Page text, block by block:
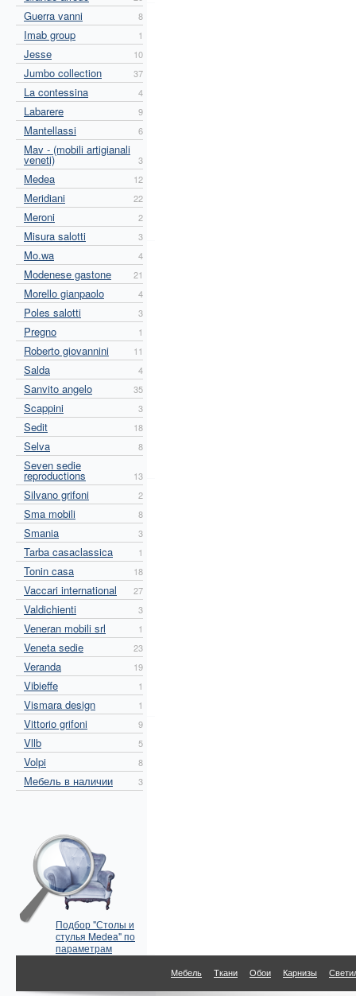
Guerra vanni 8
Imab group 1
Jesse 10
Jumbo collection 37
La contessina 4
Labarere 9
Mantellassi 6
Mav - (mobili artigianali
veneti) 3
Medea 12
Meridiani 22
Meroni 2
Misura salotti 3
Mo.wa 4
Modenese gastone 21
Morello gianpaolo 4
Poles salotti 3
Pregno 1
Roberto giovannini 11
Salda 4
Sanvito angelo 35
Scappini 3
Sedit 18
Selva 8
Seven sedie
reproductions 13
Silvano grifoni 2
Sma mobili 8
Smania 3
Tarba casaclassica 1
Tonin casa 18
Vaccari international 27
Valdichienti 3
Veneran mobili srl 1
Veneta sedie 23
Veranda 19
Vibieffe 1
Vismara design 1
Vittorio grifoni 9
Vllb 5
Volpi 8
Мебель в наличии 3
Подбор "Столы и
стулья Medea" по
параметрам
Мебель Ткани Обои Карнизы